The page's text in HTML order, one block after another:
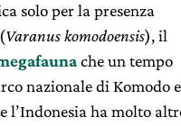
solo per la presenza
Varanus komodoensis), il
che un tempo
nazionale di Komodo
l’Indonesia ha molto